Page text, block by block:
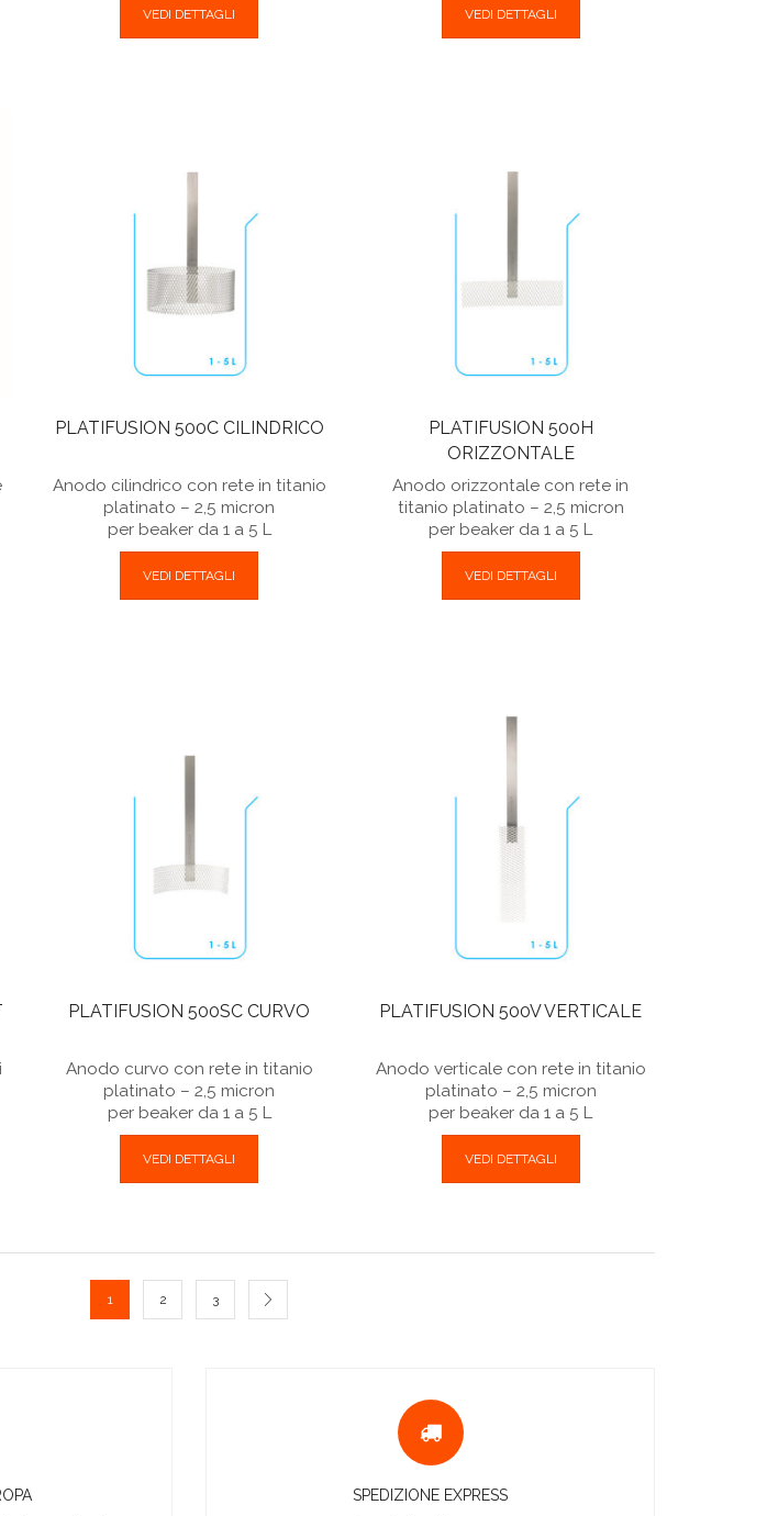
VEDI DETTAGLI VEDI DETTAGLI
PLATIFUSION 500C CILINDRICO
Anodo cilindrico con rete in titanio
platinato – 2,5 micron
per beaker da 1 a 5 L
VEDI DETTAGLI
PLATIFUSION 500H
ORIZZONTALE
Anodo orizzontale con rete in
titanio platinato – 2,5 micron
per beaker da 1 a 5 L
VEDI DETTAGLI
PLATIFUSION 500SC CURVO
Anodo curvo con rete in titanio
platinato – 2,5 micron
per beaker da 1 a 5 L
VEDI DETTAGLI
PLATIFUSION 500V VERTICALE
Anodo verticale con rete in titanio
platinato – 2,5 micron
per beaker da 1 a 5 L
VEDI DETTAGLI
1 2 3
SPEDIZIONE EXPRESS